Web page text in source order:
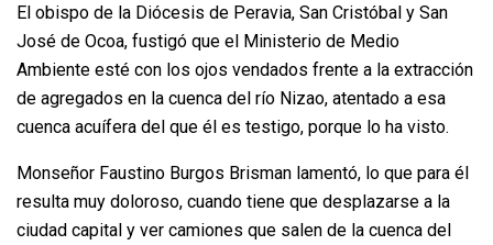
El obispo de la Diócesis de Peravia, San Cristóbal y San
José de Ocoa, fustigó que el Ministerio de Medio
Ambiente esté con los ojos vendados frente a la extracción
de agregados en la cuenca del río Nizao, atentado a esa
cuenca acuífera del que él es testigo, porque lo ha visto.
Monseñor Faustino Burgos Brisman lamentó, lo que para él
resulta muy doloroso, cuando tiene que desplazarse a la
ciudad capital y ver camiones que salen de la cuenca del